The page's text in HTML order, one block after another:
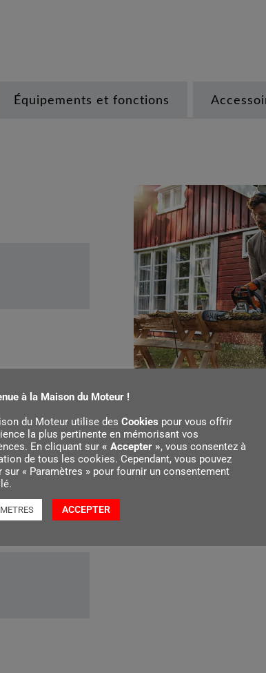
Équipements et fonctions
carburant
à la Maison du Moteur !
du Moteur utilise des Cookies pour vous offrir
la plus pertinente en mémorisant vos
En cliquant sur « Accepter », vous consentez à
de tous les cookies. Cependant, vous pouvez
sur « Paramètres » pour fournir un consentement
ACCEPTER